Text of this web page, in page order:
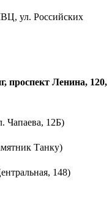
чай и уникальная
в России.
ул. Российских
проспект Ленина, 120,
Чапаева, 12Б)
Танку)
148)